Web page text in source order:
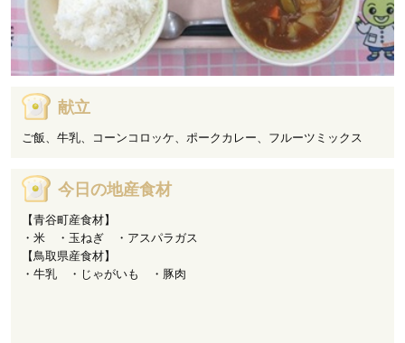
献立
ご飯、牛乳、コーンコロッケ、ポークカレー、フルーツミックス
今日の地産食材
【青谷町産食材】
・米 ・玉ねぎ ・アスパラガス
【鳥取県産食材】
・牛乳 ・じゃがいも ・豚肉